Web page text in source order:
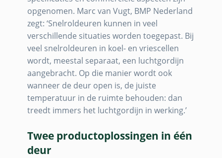
opgenomen. Marc van Vugt, BMP Nederland
zegt: ‘Snelroldeuren kunnen in veel
verschillende situaties worden toegepast. Bij
veel snelroldeuren in koel- en vriescellen
wordt, meestal separaat, een luchtgordijn
aangebracht. Op die manier wordt ook
wanneer de deur open is, de juiste
temperatuur in de ruimte behouden: dan
treedt immers het luchtgordijn in werking.’
Twee productoplossingen in één
deur